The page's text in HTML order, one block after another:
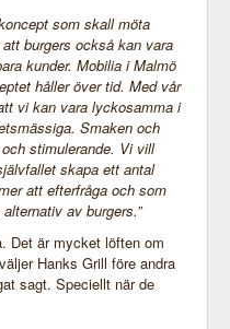
som skall möta
burgers också kan vara
kunder. Mobilia i Malmö
håller över tid. Med vår
vi kan vara lyckosamma i
Smaken och
stimulerande. Vi vill
skapa ett antal
att efterfråga och som
av burgers.”
Det är mycket löften om
Hanks Grill före andra
sagt. Speciellt när de